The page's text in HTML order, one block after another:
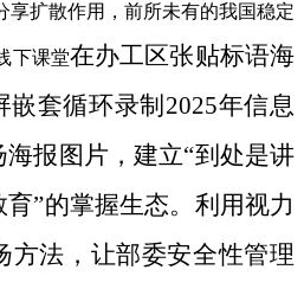
享扩散作用，前所未有的我国稳定
下课堂在办工区张贴标语海
套循环录制2025年信息
报图片，建立“到处是讲
”的掌握生态。利用视力
方法，让部委安全性管理